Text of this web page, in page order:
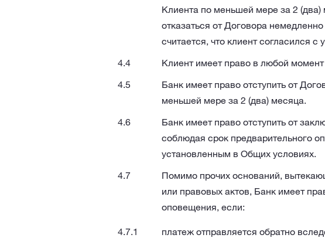
Клиента по меньшей мере за 2
отказаться от Договора
считается, что клиент согласился с
Клиент имеет право в любой момент
Банк имеет право отступить от
меньшей мере за 2 (два) месяца.
Банк имеет право отступить от
соблюдая срок предварительного
установленным в Общих условиях.
Помимо прочих оснований,
или правовых актов, Банк имеет
оповещения, если:
платеж отправляется обратно